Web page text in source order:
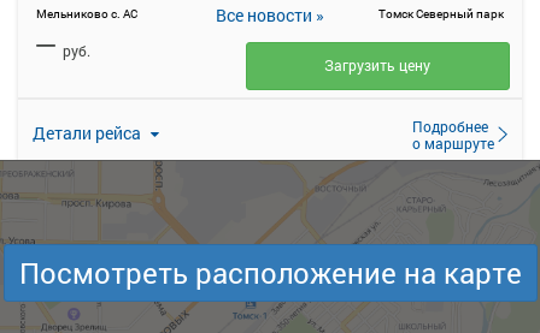
Мельниково с. АС Томск Северный парк
Детали рейса
Подробнее
о маршруте
— руб.
Загрузить цену
19:00
Мельниково
Мельниково с. АС
1 ч. 40 м 06 авг 20:40
Северный парк
Томск Северный парк
— руб.
Загрузить цену
Все новости »
Посмотреть расположение на карте